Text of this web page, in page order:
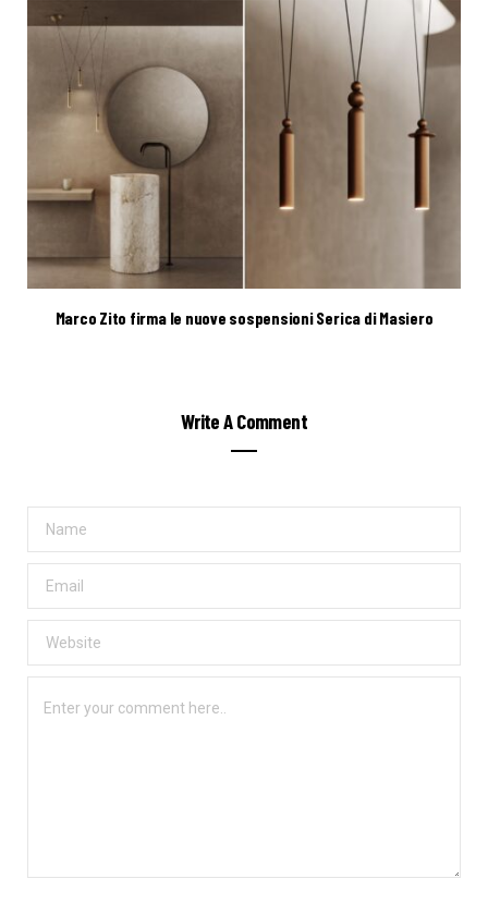
Marco Zito firma le nuove sospensioni Serica di Masiero
Write A Comment